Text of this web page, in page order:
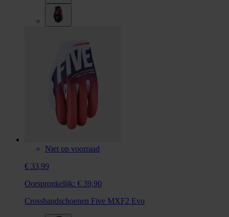
Niet op voorraad
€ 33,99
Oorspronkelijk: € 39,90
Crosshandschoenen Five MXF2 Evo